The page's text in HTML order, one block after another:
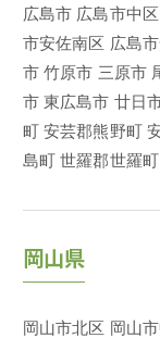
広島市 広島市中区
市安佐南区 広島
市 竹原市 三原市
市 東広島市 廿日
町 安芸郡熊野町
島町 世羅郡世羅町
岡山県
岡山市北区 岡山